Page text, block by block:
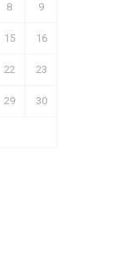
8 9
15 16
22 23
29 30